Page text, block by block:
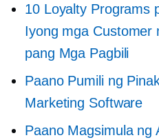
10 Loyalty Programs
Iyong mga Customer
pang Mga Pagbili
Paano Pumili ng
Marketing Software
Paano Magsimula ng